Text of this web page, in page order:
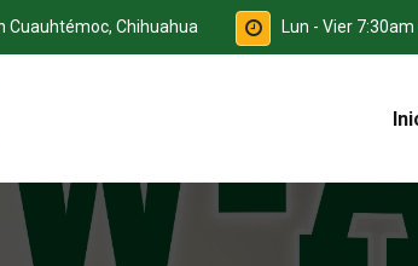
Cuauhtémoc, Chihuahua Lun - Vier